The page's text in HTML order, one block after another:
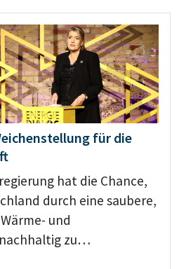
für die
hat die Chance,
durch eine saubere,
und
zu…